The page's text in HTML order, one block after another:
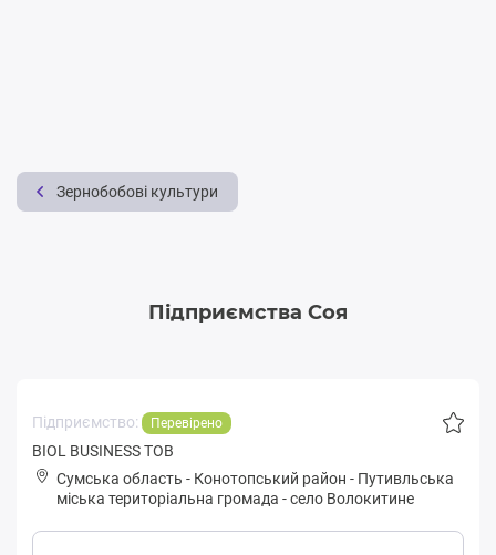
Зернобобові культури
Підприємства Соя
Підприємство: Перевірено
BІOL BUSINESS ТОВ
Сумська область - Конотопський район - Путивльськa
міська територіальна громада -село Волокитине